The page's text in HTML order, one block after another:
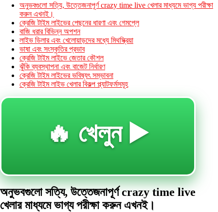
অনুভবগুলো সত্যি, উত্তেজনাপূর্ণ crazy time live খেলার মাধ্যমে ভাগ্য পরীক্ষা
করুন এখনই।
ক্রেজি টাইম লাইভের পেছনের ধারণা এবং গেমপ্লে
বাজি ধরার বিভিন্ন অপশন
লাইভ ডিলার এবং খেলোয়াড়দের মধ্যে মিথস্ক্রিয়া
ভাষা এবং সংস্কৃতির প্রভাব
ক্রেজি টাইম লাইভে জেতার কৌশল
ঝুঁকি ব্যবস্থাপনা এবং বাজেট নির্ধারণ
ক্রেজি টাইম লাইভের ভবিষ্যৎ সম্ভাবনা
ক্রেজি টাইম লাইভ খেলার বিকল্প প্ল্যাটফর্মসমূহ
🔥 খেলুন ▶️
অনুভবগুলো সত্যি, উত্তেজনাপূর্ণ crazy time live
খেলার মাধ্যমে ভাগ্য পরীক্ষা করুন এখনই।